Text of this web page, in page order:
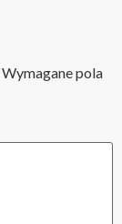
Wymagane pola